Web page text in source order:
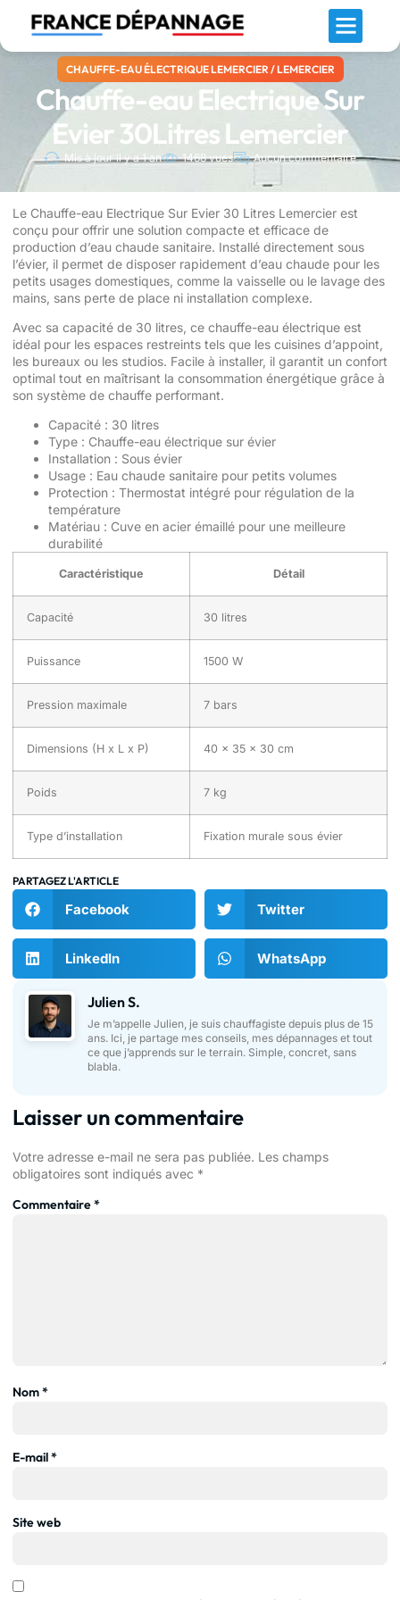
CHAUFFE-EAU ÉLECTRIQUE LEMERCIER /LEMERCIER
Chauffe-eau Electrique Sur
Evier 30Litres Lemercier
Mis à jour il y a 1 an 1468 vues Aucun commentaire
Le Chauffe-eau Electrique Sur Evier 30 Litres Lemercier est
conçu pour offrir une solution compacte et efficace de
production d’eau chaude sanitaire. Installé directement sous
l’évier, il permet de disposer rapidement d’eau chaude pour les
petits usages domestiques, comme la vaisselle ou le lavage des
mains, sans perte de place ni installation complexe.
Avec sa capacité de 30 litres, ce chauffe-eau électrique est
idéal pour les espaces restreints tels que les cuisines d’appoint,
les bureaux ou les studios. Facile à installer, il garantit un confort
optimal tout en maîtrisant la consommation énergétique grâce à
son système de chauffe performant.
Capacité : 30 litres
Type : Chauffe-eau électrique sur évier
Installation : Sous évier
Usage : Eau chaude sanitaire pour petits volumes
Protection : Thermostat intégré pour régulation de la
température
Matériau : Cuve en acier émaillé pour une meilleure
durabilité
Caractéristique Détail
Capacité 30 litres
Puissance 1500 W
Pression maximale 7 bars
Dimensions (H x L x P) 40 x 35 x 30 cm
Poids 7 kg
Type d’installation Fixation murale sous évier
PARTAGEZ L'ARTICLE
Facebook Twitter
LinkedIn WhatsApp
Julien S.
Je m’appelle Julien, je suis chauffagiste depuis plus de 15
ans. Ici, je partage mes conseils, mes dépannages et tout
ce que j’apprends sur le terrain. Simple, concret, sans
blabla.
Laisser un commentaire
Votre adresse e-mail ne sera pas publiée. Les champs
obligatoires sont indiqués avec *
Commentaire*
Nom*
E-mail*
Site web